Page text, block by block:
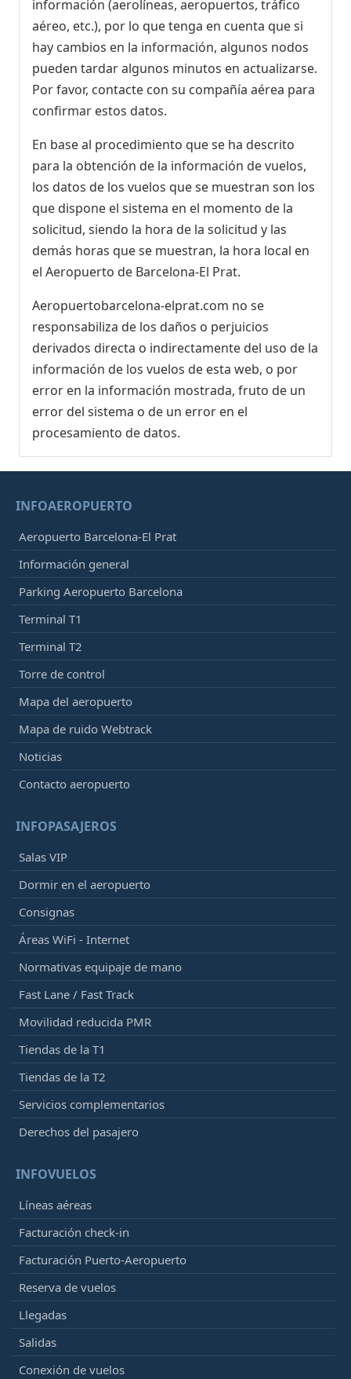
información (aerolíneas, aeropuertos, tráfico
aéreo, etc.), por lo que tenga en cuenta que si
hay cambios en la información, algunos nodos
pueden tardar algunos minutos en actualizarse.
Por favor, contacte con su compañía aérea para
confirmar estos datos.
En base al procedimiento que se ha descrito
para la obtención de la información de vuelos,
los datos de los vuelos que se muestran son los
que dispone el sistema en el momento de la
solicitud, siendo la hora de la solicitud y las
demás horas que se muestran, la hora local en
el Aeropuerto de Barcelona-El Prat.
Aeropuertobarcelona-elprat.com no se
responsabiliza de los daños o perjuicios
derivados directa o indirectamente del uso de la
información de los vuelos de esta web, o por
error en la información mostrada, fruto de un
error del sistema o de un error en el
procesamiento de datos.
INFOAEROPUERTO
Aeropuerto Barcelona-El Prat
Información general
Parking Aeropuerto Barcelona
Terminal T1
Terminal T2
Torre de control
Mapa del aeropuerto
Mapa de ruido Webtrack
Noticias
Contacto aeropuerto
INFOPASAJEROS
Salas VIP
Dormir en el aeropuerto
Consignas
Áreas WiFi - Internet
Normativas equipaje de mano
Fast Lane / Fast Track
Movilidad reducida PMR
Tiendas de la T1
Tiendas de la T2
Servicios complementarios
Derechos del pasajero
INFOVUELOS
Líneas aéreas
Facturación check-in
Facturación Puerto-Aeropuerto
Reserva de vuelos
Llegadas
Salidas
Conexión de vuelos